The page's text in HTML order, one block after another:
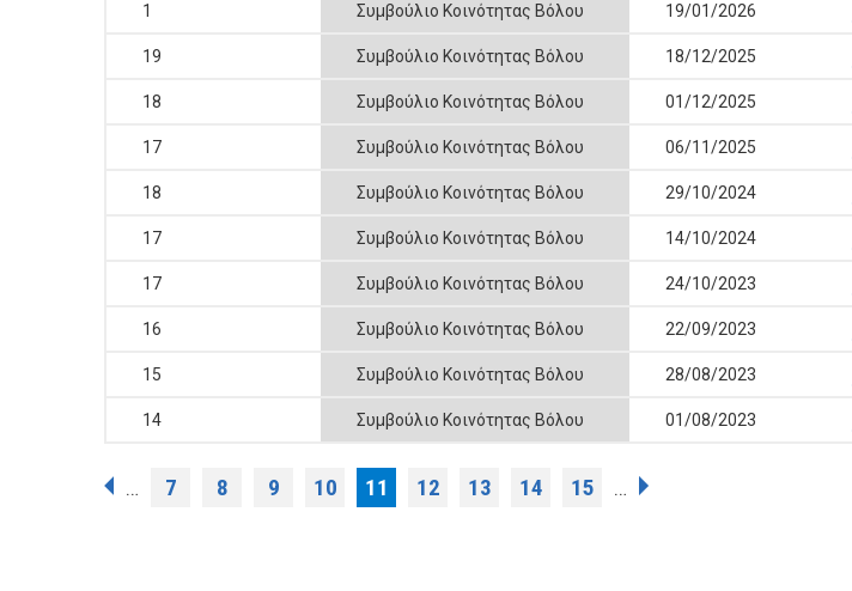
1 Συμβούλιο Κοινότητας Βόλου 19/01/2026
19 Συμβούλιο Κοινότητας Βόλου 18/12/2025
18 Συμβούλιο Κοινότητας Βόλου 01/12/2025
17 Συμβούλιο Κοινότητας Βόλου 06/11/2025
18 Συμβούλιο Κοινότητας Βόλου 29/10/2024
17 Συμβούλιο Κοινότητας Βόλου 14/10/2024
17 Συμβούλιο Κοινότητας Βόλου 24/10/2023
16 Συμβούλιο Κοινότητας Βόλου 22/09/2023
15 Συμβούλιο Κοινότητας Βόλου 28/08/2023
14 Συμβούλιο Κοινότητας Βόλου 01/08/2023
Σελίδες
… 7 8 9 10 11 12 13 14 15 …